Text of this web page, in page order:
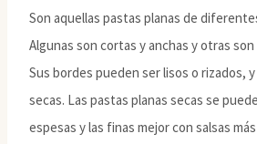
Son aquellas pastas planas de
Algunas son cortas y anchas y otras
Sus bordes pueden ser lisos o rizados,
secas. Las pastas planas secas se
espesas y las finas mejor con salsas